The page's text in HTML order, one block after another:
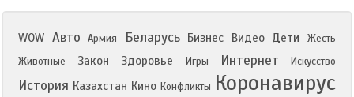
WOW Авто Армия Беларусь Бизнес Видео Дети
Жесть
Животные
Закон Здоровье Игры Интернет Искусство
История Казахстан Кино Конфликты Коронавирус